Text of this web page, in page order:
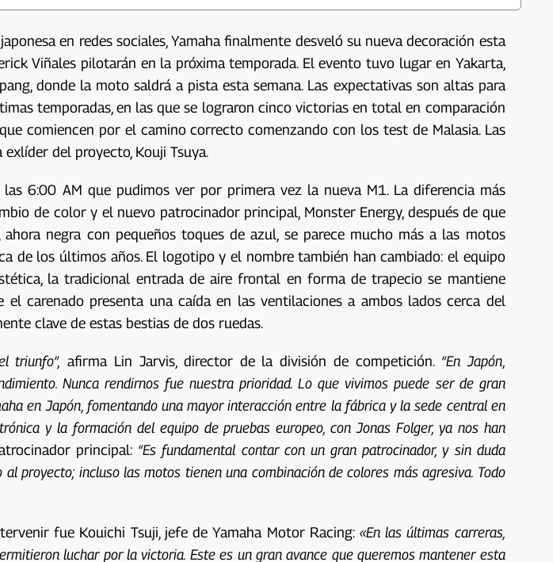
en redes sociales, Yamaha finalmente desveló su nueva decoración esta
Viñales pilotarán en la próxima temporada. El evento tuvo lugar en Yakarta,
donde la moto saldrá a pista esta semana. Las expectativas son altas para
temporadas, en las que se lograron cinco victorias en total en comparación
comiencen por el camino correcto comenzando con los test de Malasia. Las
del proyecto, Kouji Tsuya.
6:00 AM que pudimos ver por primera vez la nueva M1. La diferencia más
de color y el nuevo patrocinador principal, Monster Energy, después de que
negra con pequeños toques de azul, se parece mucho más a las motos
de los últimos años. El logotipo y el nombre también han cambiado: el equipo
la tradicional entrada de aire frontal en forma de trapecio se mantiene
carenado presenta una caída en las ventilaciones a ambos lados cerca del
clave de estas bestias de dos ruedas.
triunfo”, afirma Lin Jarvis, director de la división de competición. “En Japón,
Nunca rendirnos fue nuestra prioridad. Lo que vivimos puede ser de gran
en Japón, fomentando una mayor interacción entre la fábrica y la sede central en
y la formación del equipo de pruebas europeo, con Jonas Folger, ya nos han
principal: “Es fundamental contar con un gran patrocinador, y sin duda
proyecto; incluso las motos tienen una combinación de colores más agresiva. Todo
fue Kouichi Tsuji, jefe de Yamaha Motor Racing:«En las últimas carreras,
luchar por la victoria. Este es un gran avance que queremos mantener esta